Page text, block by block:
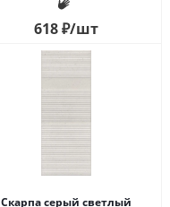
618₽/шт
Скарпа серый светлый